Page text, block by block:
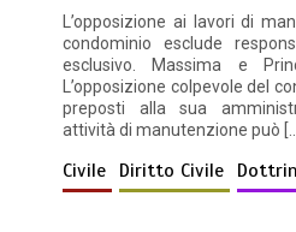
L’opposizione ai lavori di
condominio esclude
esclusivo. Massima e
L’opposizione colpevole del
preposti alla sua
attività di manutenzione può
Civile Diritto Civile